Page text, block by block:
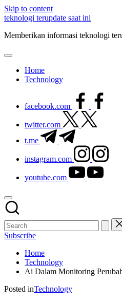
Skip to content
teknologi terupdate saat ini
Memberikan informasi teknologi
Home
Technology
facebook.com
twitter.com
t.me
instagram.com
youtube.com
Subscribe
Home
Technology
Ai Dalam Monitoring
Posted inTechnology